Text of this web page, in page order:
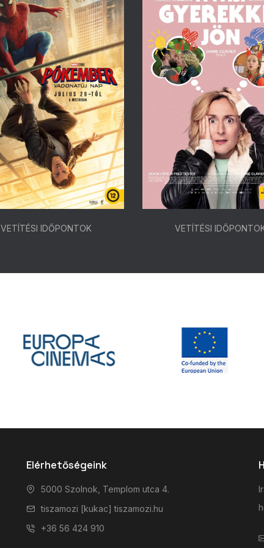
VETÍTÉSI IDŐPONTOK VETÍTÉSI
Elérhetőségeink
5000 Szolnok, Templom utca 4.
tiszamozi [kukac] tiszamozi.hu
+36 56 424 910